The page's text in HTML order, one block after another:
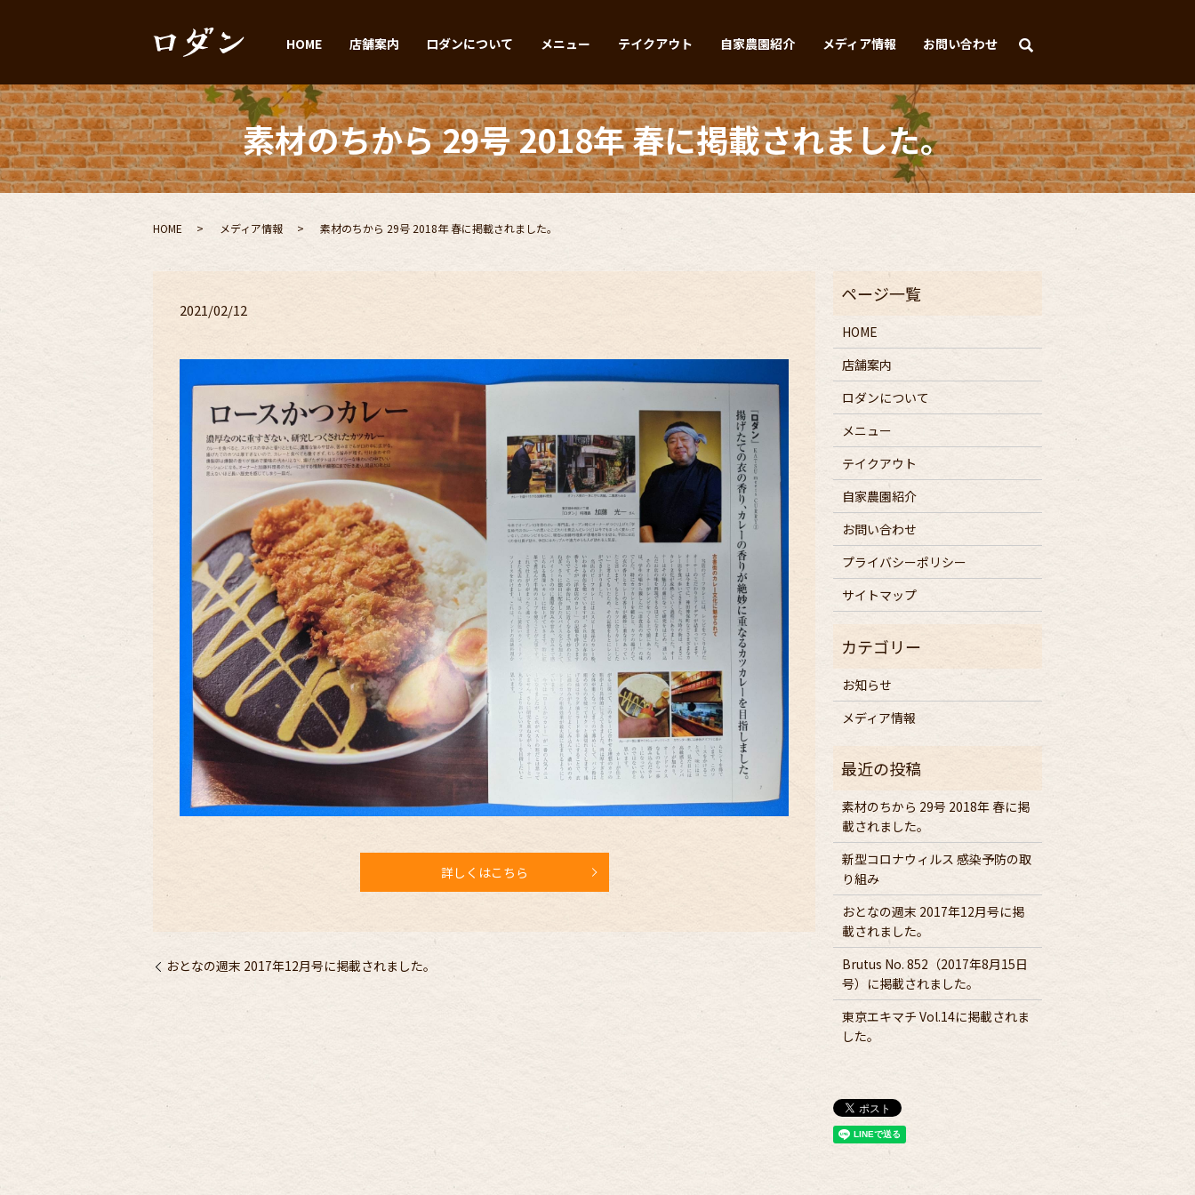
HOME 店舗案内 ロダンについて メニュー テイクアウト 自家農園紹介 メディア情報 お問い合わせ
素材のちから 29号 2018年 春に掲載されました。
HOME メディア情報 素材のちから 29号 2018年 春に掲載されました。
2021/02/12
詳しくはこちら
おとなの週末 2017年12月号に掲載されました。
HOME
店舗案内
ロダンについて
メニュー
テイクアウト
自家農園紹介
お問い合わせ
プライバシーポリシー
サイトマップ
お知らせ
メディア情報
素材のちから 29号 2018年 春に掲
載されました。
新型コロナウィルス 感染予防の取
り組み
おとなの週末 2017年12月号に掲
載されました。
Brutus No. 852（2017年8月15日
号）に掲載されました。
東京エキマチ Vol.14に掲載されま
した。